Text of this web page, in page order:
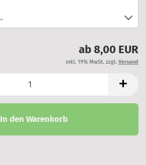
ab 8,00 EUR
inkl. 19% MwSt. zzgl. Versand
In den Warenkorb